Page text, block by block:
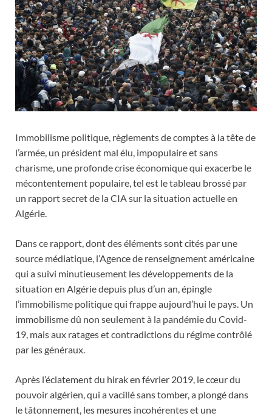
Immobilisme politique, règlements de comptes à la tête de
l’armée, un président mal élu, impopulaire et sans
charisme, une profonde crise économique qui exacerbe le
mécontentement populaire, tel est le tableau brossé par
un rapport secret de la CIA sur la situation actuelle en
Algérie.
Dans ce rapport, dont des éléments sont cités par une
source médiatique, l’Agence de renseignement américaine
qui a suivi minutieusement les développements de la
situation en Algérie depuis plus d’un an, épingle
l’immobilisme politique qui frappe aujourd’hui le pays. Un
immobilisme dû non seulement à la pandémie du Covid-
19, mais aux ratages et contradictions du régime contrôlé
par les généraux.
Après l’éclatement du hirak en février 2019, le cœur du
pouvoir algérien, qui a vacillé sans tomber, a plongé dans
le tâtonnement, les mesures incohérentes et une